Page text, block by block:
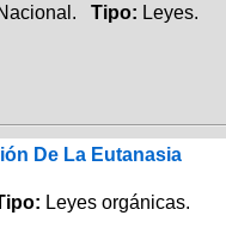
Tipo: Leyes.
De La Eutanasia
Leyes orgánicas.